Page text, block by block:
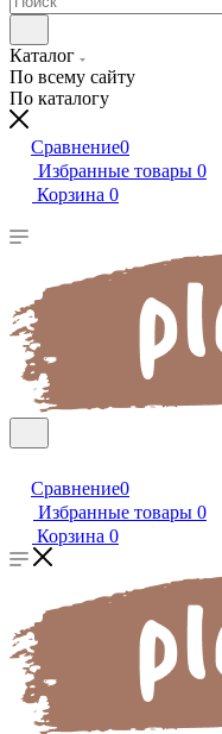
Каталог
По всему сайту
По каталогу
Сравнение0
Избранные товары 0
Корзина 0
Сравнение0
Избранные товары 0
Корзина 0